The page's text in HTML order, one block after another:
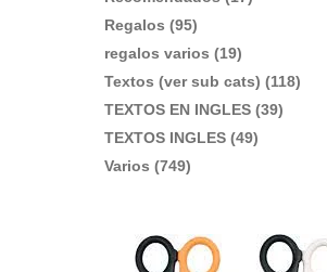
Regalos (95)
regalos varios (19)
Textos (ver sub cats) (118)
TEXTOS EN INGLES (39)
TEXTOS INGLES (49)
Varios (749)